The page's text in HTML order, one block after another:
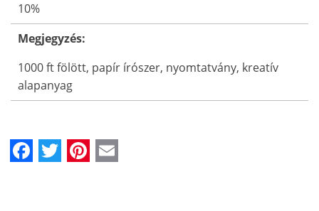
10%
Megjegyzés:
1000 ft fölött, papír írószer, nyomtatvány, kreatív
alapanyag
Facebook
TwitterPinterest